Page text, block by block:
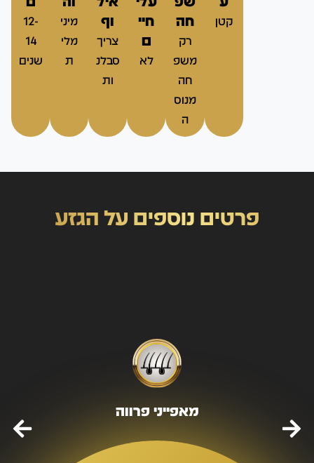
קטן
חה
רק
משפ
חה
מנוס
ה
חיי
ם
לא
וף
צריך
סבלנ
ות
מיני
מלי
ת
12-
14
שנים
פרטים נוספים על הגזע
מאפייני פרווה